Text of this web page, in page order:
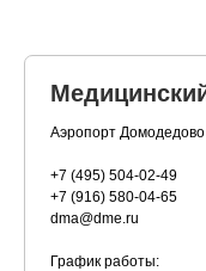
Аэропорт
+7 (495) 504-02-49
+7 (916) 580-04-65
dma@dme.ru
График работы: